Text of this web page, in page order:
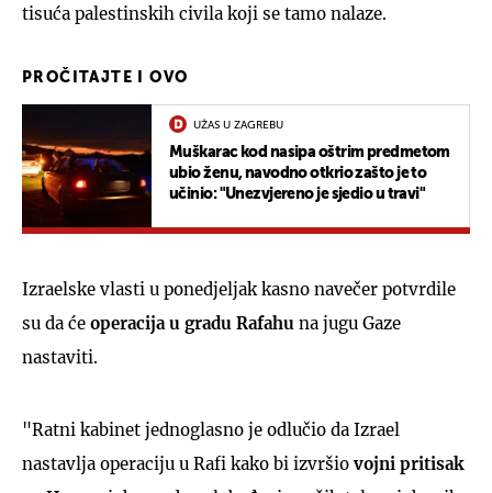
tisuća palestinskih civila koji se tamo nalaze.
PROČITAJTE I OVO
UŽAS U ZAGREBU
Muškarac kod nasipa oštrim predmetom
ubio ženu, navodno otkrio zašto je to
učinio: "Unezvjereno je sjedio u travi"
Izraelske vlasti u ponedjeljak kasno navečer potvrdile
su da će operacija u gradu Rafahu na jugu Gaze
nastaviti.
"Ratni kabinet jednoglasno je odlučio da Izrael
nastavlja operaciju u Rafi kako bi izvršiovojni pritisak